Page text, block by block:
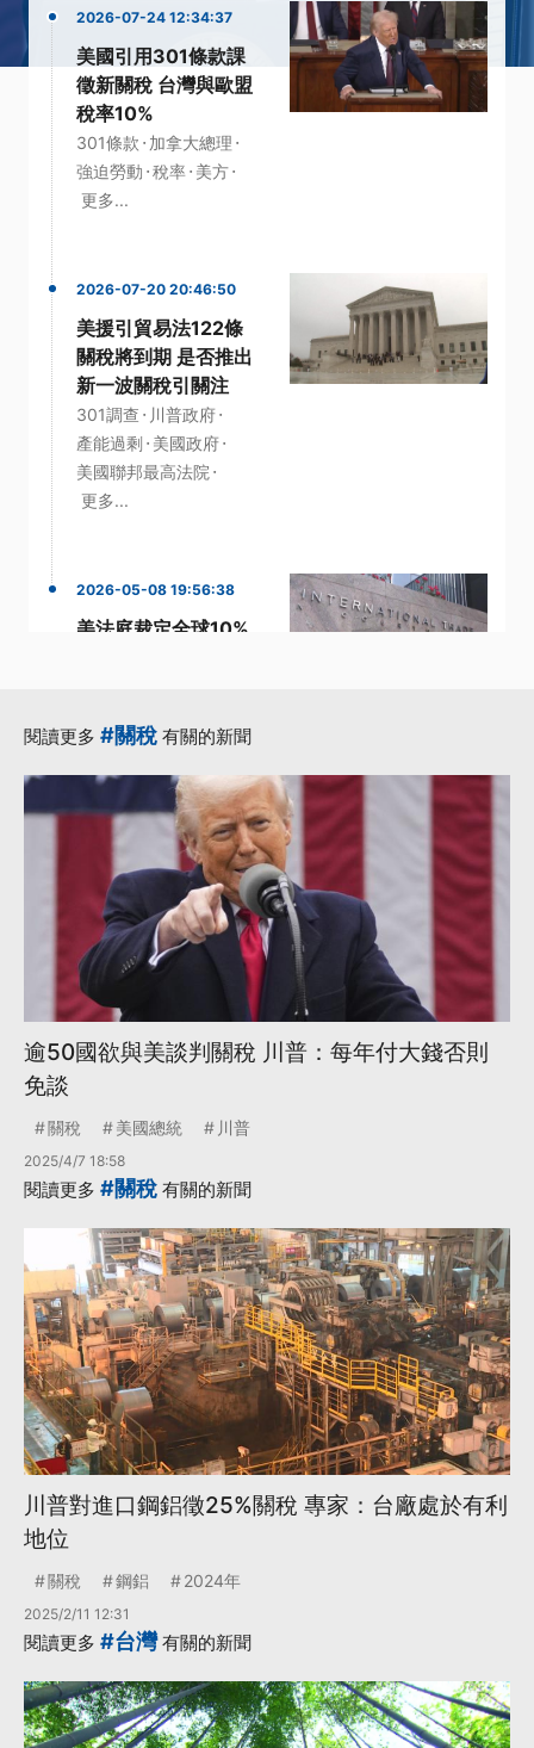
2026-07-24 12:34:37
美國引用301條款課
徵新關稅 台灣與歐盟
稅率10%
301條款 · 加拿大總理 ·
強迫勞動 ·稅率· 美方·
更多...
2026-07-20 20:46:50
美援引貿易法122條
關稅將到期 是否推出
新一波關稅引關注
301調查 · 川普政府·
產能過剩 · 美國政府·
美國聯邦最高法院 ·
更多...
2026-05-08 19:56:38
美法庭裁定全球10%
進口商·關稅·301條款·
更多...
閱讀更多 #關稅 有關的新聞
逾50國欲與美談判關稅 川普：每年付大錢否則
免談
關稅 美國總統 川普
2025/4/7 18:58
閱讀更多 #關稅 有關的新聞
川普對進口鋼鋁徵25%關稅 專家：台廠處於有利
地位
關稅 鋼鋁 2024年
2025/2/11 12:31
閱讀更多 #台灣有關的新聞